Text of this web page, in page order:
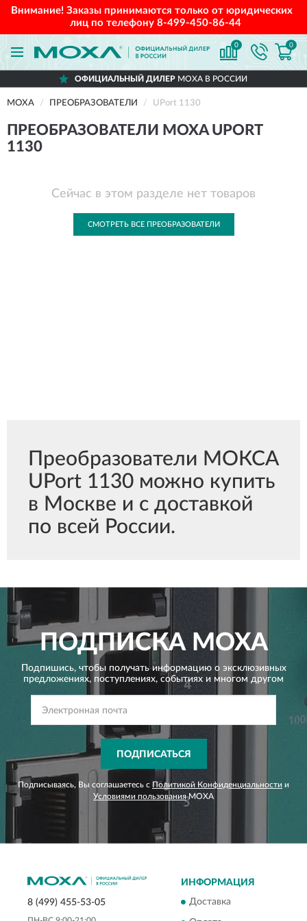
Внимание! Заказы принимаются только от юридических
лиц по телефону 8-499-450-86-44
0 0
ОФИЦИАЛЬНЫЙ ДИЛЕРMOXA В РОССИИ
MOXA ПРЕОБРАЗОВАТЕЛИ UPort 1130
ПРЕОБРАЗОВАТЕЛИ MOXA UPORT
1130
Сейчас в этом разделе нет товаров
СМОТРЕТЬ ВСЕ ПРЕОБРАЗОВАТЕЛИ
Преобразователи МОКСА
UPort 1130 можно купить
в Москве и с доставкой
по всей России.
ПОДПИСКАMOXA
Подпишись, чтобы получать информацию о эксклюзивных
предложениях, поступлениях, событиях и многом другом
ПОДПИСАТЬСЯ
Подписываясь, Вы соглашаетесь с Политикой Конфиденциальности и
Условиями пользованияMOXA
8 (499) 455-53-05
ИНФОРМАЦИЯ
Доставка